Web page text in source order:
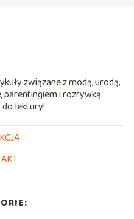
związane z modą, urodą,
i rozrywką.
lektury!